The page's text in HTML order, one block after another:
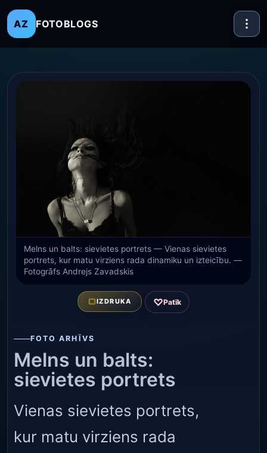
AZ FOTOBLOGS
Melns un balts: sievietes portrets — Vienas sievietes
portrets, kur matu virziens rada dinamiku un izteicību. —
Fotogrāfs Andrejs Zavadskis
IZDRUKA ♡Patīk
FOTO ARHĪVS
Melns un balts:
sievietes portrets
Vienas sievietes portrets,
kur matu virziens rada